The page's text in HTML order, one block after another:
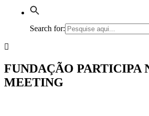
Search for:
FUNDAÇÃO PARTICIPA
MEETING